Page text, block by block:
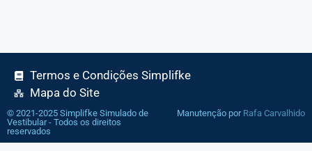
Termos e Condições Simplifke
Mapa do Site
© 2021-2025 Simplifke Simulado de
Vestibular - Todos os direitos
reservados
Manutenção por Rafa Carvalhido